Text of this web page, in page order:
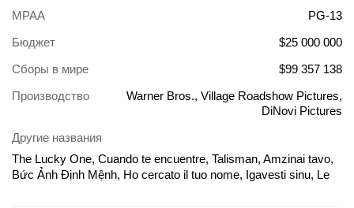
MPAA
PG-13
Бюджет
$25 000 000
Сборы в мире
$99 357 138
Производство
Warner Bros., Village Roadshow Pictures,
DiNovi Pictures
Другие названия
The Lucky One, Cuando te encuentre, Talisman, Amzinai tavo,
Bức Ảnh Định Mệnh, Ho cercato il tuo nome, Igavesti sinu, Le